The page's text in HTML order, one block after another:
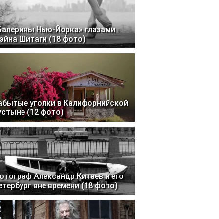
Нью-Йорка» глазами
Шитаги (18 фото)
уголки в Калифорнийской
(12 фото)
Александр Китаев и его
вне времени (18 фото)